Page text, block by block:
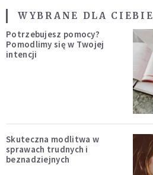
WYBRANE DLA CIEBIE
Potrzebujesz pomocy?
Pomodlimy się w Twojej
intencji
Skuteczna modlitwa w
sprawach trudnych i
beznadziejnych